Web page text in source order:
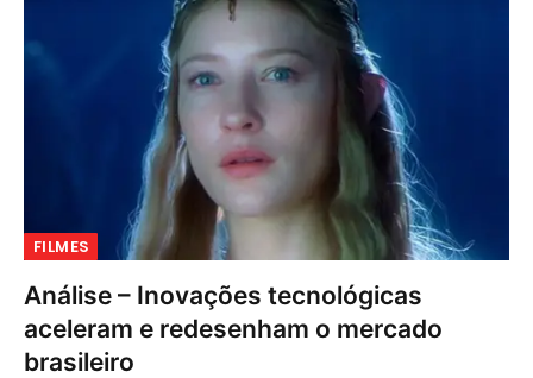
FILMES
Análise – Inovações tecnológicas
aceleram e redesenham o mercado
brasileiro